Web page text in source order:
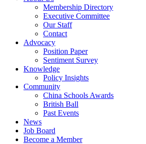
Membership Directory
Executive Committee
Our Staff
Contact
Advocacy
Position Paper
Sentiment Survey
Knowledge
Policy Insights
Community
China Schools Awards
British Ball
Past Events
News
Job Board
Become a Member